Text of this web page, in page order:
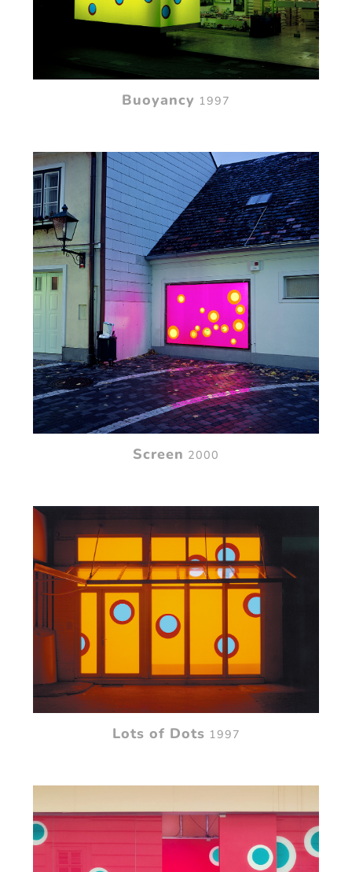
Buoyancy 1997
Screen 2000
Lots of Dots 1997